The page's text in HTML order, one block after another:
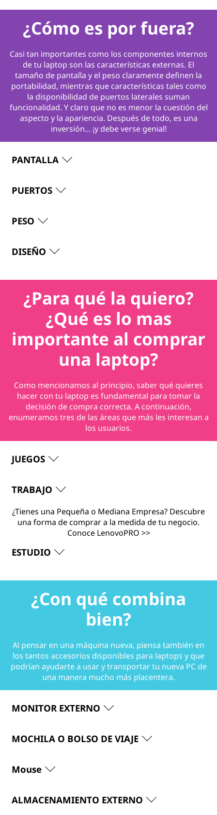
¿Cómo es por fuera?
Casi tan importantes como los componentes internos
de tu laptop son las características externas. El
tamaño de pantalla y el peso claramente definen la
portabilidad, mientras que características tales como
la disponibilidad de puertos laterales suman
funcionalidad. Y claro que no es menor la cuestión del
aspecto y la apariencia. Después de todo, es una
inversión... ¡y debe verse genial!
PANTALLA
PUERTOS
PESO
DISEÑO
¿Para qué la quiero?
¿Qué es lo mas
importante al comprar
una laptop?
Como mencionamos al principio, saber qué quieres
hacer con tu laptop es fundamental para tomar la
decisión de compra correcta. A continuación,
enumeramos tres de las áreas que más les interesan a
los usuarios.
JUEGOS
TRABAJO
¿Tienes una Pequeña o Mediana Empresa? Descubre
una forma de comprar a la medida de tu negocio.
Conoce LenovoPRO >>
ESTUDIO
¿Con qué combina
bien?
Al pensar en una máquina nueva, piensa también en
los tantos accesorios disponibles para laptops y que
podrían ayudarte a usar y transportar tu nueva PC de
una manera mucho más placentera.
MONITOR EXTERNO
MOCHILA O BOLSO DE VIAJE
Mouse
ALMACENAMIENTO EXTERNO